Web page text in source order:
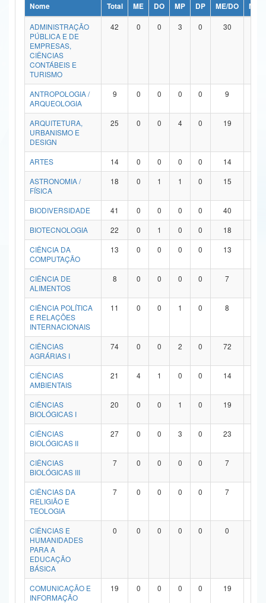
Ministério da Ciência, Tecnologia, Inovações e Comunicações
Ministério do Meio Ambiente
Ministério do Turismo
Ministério do Desenvolvimento Regional
Controladoria-Geral da União
Ministério da Mulher, da Família e dos Direitos Humanos
Secretaria de Governo
Advocacia-Geral da União
Banco Central do Brasil
Nome Total ME DO MP DP ME/DO
MP/
ADMINISTRAÇÃO
PÚBLICA E DE
EMPRESAS,
CIÊNCIAS
CONTÁBEIS E
TURISMO
42 0 0 3 0 30
ANTROPOLOGIA /
ARQUEOLOGIA
9 0 0 0 0 9
ARQUITETURA,
URBANISMO E
DESIGN
25 0 0 4 0 19
ARTES 14 0 0 0 0 14
ASTRONOMIA /
FÍSICA
18 0 1 1 0 15
BIODIVERSIDADE 41 0 0 0 0 40
BIOTECNOLOGIA
22 0 1 0 0 18
CIÊNCIA DA
COMPUTAÇÃO
13 0 0 0 0 13
CIÊNCIA DE
ALIMENTOS
8 0 0 0 0 7
CIÊNCIA POLÍTICA
E RELAÇÕES
INTERNACIONAIS
11 0 0 1 0 8
CIÊNCIAS
AGRÁRIAS I
74 0 0 2 0 72
CIÊNCIAS
AMBIENTAIS
21 4 1 0 0 14
CIÊNCIAS
BIOLÓGICAS I
20 0 0 1 0 19
CIÊNCIAS
BIOLÓGICAS II
27 0 0 3 0 23
CIÊNCIAS
BIOLÓGICAS III
7 0 0 0 0 7
CIÊNCIAS DA
RELIGIÃO E
TEOLOGIA
7 0 0 0 0 7
CIÊNCIAS E
HUMANIDADES
PARA A
EDUCAÇÃO
BÁSICA
0 0 0 0 0 0
COMUNICAÇÃO E
INFORMAÇÃO
19 0 0 0 0 19